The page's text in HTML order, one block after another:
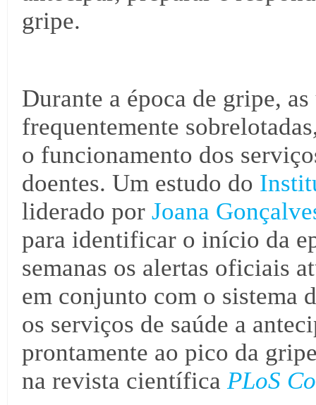
gripe.
Durante a época de gripe,
frequentemente
o funcionamento dos
doentes. Um estudo do
liderado por Joana
para identificar o início da
semanas os alertas oficiais
em conjunto com o sistema
os serviços de saúde a
prontamente ao pico da
na revista científica PLoS